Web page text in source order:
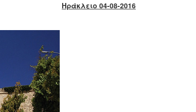
Ηράκλειο 04-08-2016